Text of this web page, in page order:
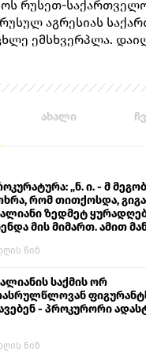
რუსეთ-
აგრესიას
ემსხვერპლა.
ახალი
„ნ. ი. - მ
რომ თითქოსდა, გიგა
ზედმეტ
მის მიმართ. ამით
დასხმოდა გიგა
წინ
საქმის ორ
- პროკურორი
წინ